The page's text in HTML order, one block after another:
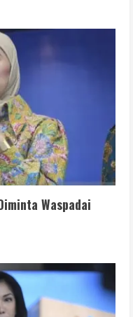
Data dan Konten
Waspadai